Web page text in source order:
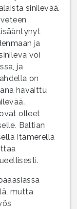
sinilevää.
ja
voi
ja
on
havaittu
olleet
Baltian
Itämerellä
mutta